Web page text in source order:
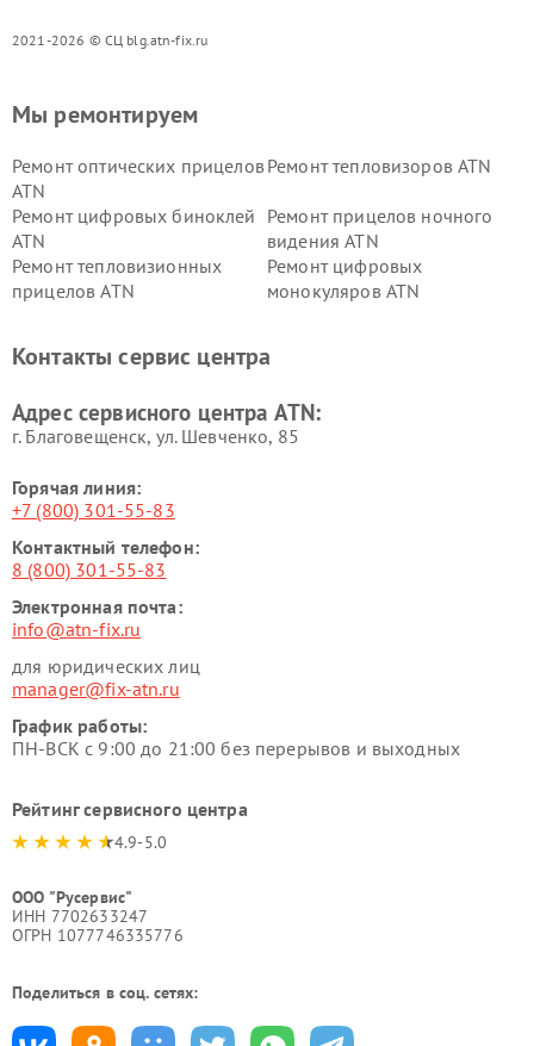
2021-2026 © СЦ blg.atn-fix.ru
Мы ремонтируем
Ремонт оптических прицелов
ATN
Ремонт тепловизоров ATN
Ремонт цифровых биноклей
ATN
Ремонт прицелов ночного
видения ATN
Ремонт тепловизионных
прицелов ATN
Ремонт цифровых
монокуляров ATN
Контакты сервис центра
Адрес сервисного центра ATN:
г. Благовещенск, ул. Шевченко, 85
Горячая линия:
+7 (800) 301-55-83
Контактный телефон:
8 (800) 301-55-83
Электронная почта:
info@atn-fix.ru
для юридических лиц
manager@fix-atn.ru
График работы:
ПН-ВСК с 9:00 до 21:00 без перерывов и выходных
Рейтинг сервисного центра
4.9-5.0
ООО "Русервис"
ИНН 7702633247
ОГРН 1077746335776
Поделиться в соц. сетях: